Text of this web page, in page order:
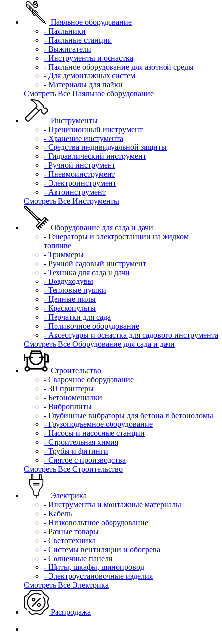
Паяльное оборудование
- Паяльники
- Паяльные станции
- Выжигатели
- Инструменты и оснастка
- Паяльное оборудование для азотной среды
- Для демонтажных систем
- Материалы для пайки
Смотреть Все Паяльное оборудование
Инструменты
- Прецизионный инструмент
- Хранение инстумента
- Средства индивидуальной защиты
- Гидравлический инструмент
- Ручной инструмент
- Пневмоинструмент
- Электроинструмент
- Автоинструмент
Смотреть Все Инструменты
Оборудование для сада и дачи
- Генераторы и электростанции на жидком
топливе
- Триммеры
- Ручной садовый инструмент
- Техника для сада и дачи
- Воздуходувы
- Тепловые пушки
- Цепные пилы
- Краскопульты
- Перчатки для сада
- Поливочное оборудование
- Аксессуары и оснастка для садового инструмента
Смотреть Все Оборудование для сада и дачи
Строительство
- Сварочное оборудование
- 3D принтеры
- Бетономешалки
- Виброплиты
- Глубинные вибраторы для бетона и бетоноломы
- Грузоподъемное оборудование
- Насосы и насосные станции
- Строительная химия
- Трубы и фитинги
- Снятое с производства
Смотреть Все Строительство
Электрика
- Инструменты и монтажные материалы
- Кабель
- Низковольтное оборудование
- Разные товары
- Светотехника
- Системы вентиляции и обогрева
- Солнечные панели
- Щиты, шкафы, шинопровод
- Электроустановочные изделия
Смотреть Все Электрика
Распродажа